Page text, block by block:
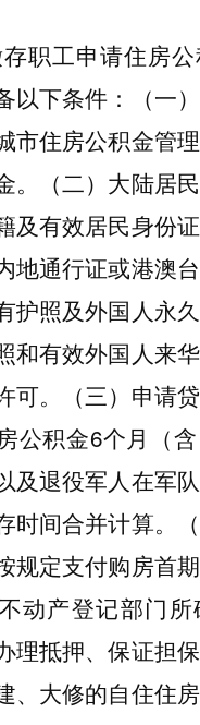
职工申请住房
以下条件：（一
市住房公积金管
。（二）大陆居
及有效居民身份
地通行证或港澳
护照及外国人永
和有效外国人来
可。（三）申请
公积金6个月（
及退役军人在军
时间合并计算。
规定支付购房首
动产登记部门
理抵押、保证担保
、大修的自住住